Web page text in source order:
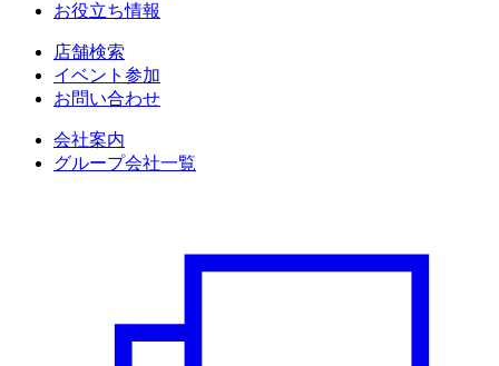
お役立ち情報
店舗検索
イベント参加
お問い合わせ
会社案内
グループ会社一覧